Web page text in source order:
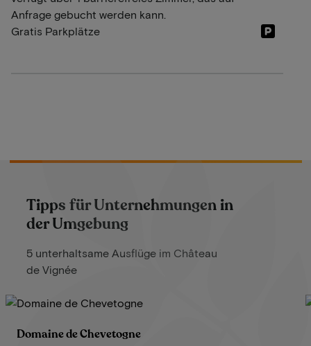
Anfrage gebucht werden kann.
Gratis Parkplätze
Tipps für Unternehmungen in
der Umgebung
5 unterhaltsame Ausflüge im Château
de Vignée
Domaine de Chevetogne